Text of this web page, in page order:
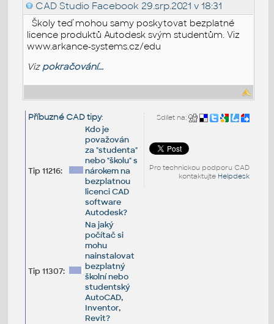
CAD Studio Facebook 29.srp.2021 v 18:31
Školy teď mohou samy poskytovat bezplatné
licence produktů Autodesk svým studentům. Viz
www.arkance-systems.cz/edu
Viz pokračování...
Sdílet na:
Pro technickou podporu CAD
kontaktujte Helpdesk
Příbuzné CAD tipy:
Tip 11216:
Kdo je
považován
za "studenta"
nebo "školu" s
nárokem na
bezplatnou
licenci CAD
software
Autodesk?
Tip 11307:
Na jaký
počítač si
mohu
nainstalovat
bezplatný
školní nebo
studentský
AutoCAD,
Inventor,
Revit?